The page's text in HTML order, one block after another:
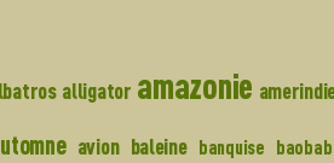
alligator amazonie
avion baleine banquise baobab